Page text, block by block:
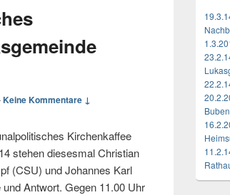
Keine Kommentare ↓
Kirchenkaffee
stehen diesesmal Christian
(CSU) und Johannes Karl
Antwort. Gegen 11.00 Uhr